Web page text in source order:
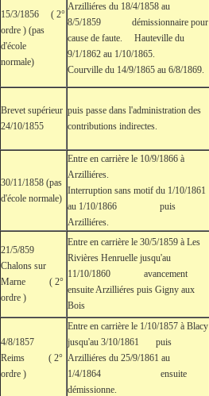
15/3/1856 ( 2°
ordre ) (pas
d'école
normale)
Arzilliéres du 18/4/1858 au
8/5/1859 démissionnaire pour
cause de faute. Hauteville du
9/1/1862 au 1/10/1865.
Courville du 14/9/1865 au 6/8/1869.
Brevet supérieur
24/10/1855
puis passe dans l'administration des
contributions indirectes.
30/11/1858 (pas
d'école normale)
Entre en carrière le 10/9/1866 à
Arzilliéres.
Interruption sans motif du 1/10/1861
au 1/10/1866 puis
Arzilliéres.
21/5/859
Chalons sur
Marne ( 2°
ordre )
Entre en carrière le 30/5/1859 à Les
Rivières Henruelle jusqu'au
11/10/1860 avancement
ensuite Arzilliéres puis Gigny aux
Bois
4/8/1857
Reims ( 2°
ordre )
Entre en carrière le 1/10/1857 à Blacy
jusqu'au 3/10/1861 puis
Arzilliéres du 25/9/1861 au
1/4/1864 ensuite
démissionne.